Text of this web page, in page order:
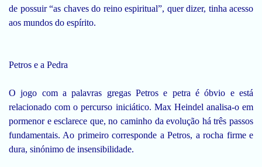
de possuir “as chaves do reino espiritual”, quer dizer, tinha acesso
aos mundos do espírito.
Petros e a Pedra
O jogo com a palavras gregas Petros e petra é óbvio e está
relacionado com o percurso iniciático. Max Heindel analisa-o em
pormenor e esclarece que, no caminho da evolução há três passos
fundamentais. Ao primeiro corresponde a Petros, a rocha firme e
dura, sinónimo de insensibilidade.